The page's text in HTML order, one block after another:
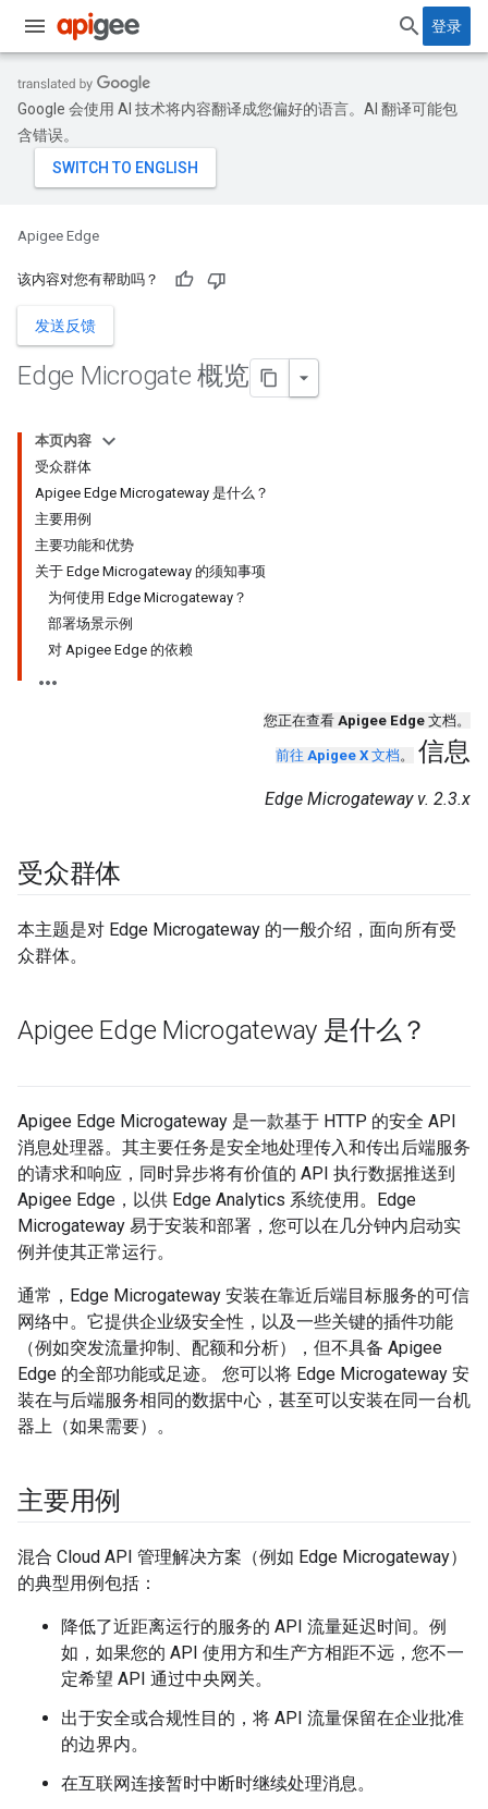
登录
Google 会使用 AI 技术将内容翻译成您偏好的语言。AI 翻译可能包
含错误。
Apigee Edge
该内容对您有帮助吗？
发送反馈
Edge Microgate 概览
本页内容
受众群体
Apigee Edge Microgateway 是什么？
主要用例
主要功能和优势
关于 Edge Microgateway 的须知事项
为何使用 Edge Microgateway？
部署场景示例
对 Apigee Edge 的依赖
您正在查看 Apigee Edge 文档。
前往 Apigee X 文档。 信息
Edge Microgateway v. 2.3.x
受众群体
本主题是对 Edge Microgateway 的一般介绍，面向所有受
众群体。
Apigee Edge Microgateway 是什么？
Apigee Edge Microgateway 是一款基于 HTTP 的安全 API
消息处理器。其主要任务是安全地处理传入和传出后端服务
的请求和响应，同时异步将有价值的 API 执行数据推送到
Apigee Edge，以供 Edge Analytics 系统使用。Edge
Microgateway 易于安装和部署，您可以在几分钟内启动实
例并使其正常运行。
通常，Edge Microgateway 安装在靠近后端目标服务的可信
网络中。它提供企业级安全性，以及一些关键的插件功能
（例如突发流量抑制、配额和分析），但不具备 Apigee
Edge 的全部功能或足迹。 您可以将 Edge Microgateway 安
装在与后端服务相同的数据中心，甚至可以安装在同一台机
器上（如果需要）。
主要用例
混合 Cloud API 管理解决方案（例如 Edge Microgateway）
的典型用例包括：
降低了近距离运行的服务的 API 流量延迟时间。例
如，如果您的 API 使用方和生产方相距不远，您不一
定希望 API 通过中央网关。
出于安全或合规性目的，将 API 流量保留在企业批准
的边界内。
在互联网连接暂时中断时继续处理消息。